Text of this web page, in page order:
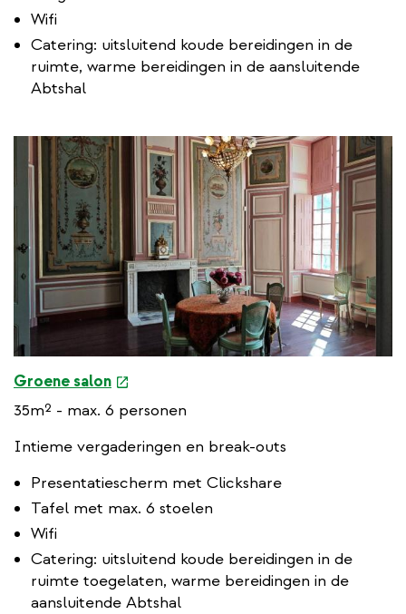
l
l
Wifi
Catering: uitsluitend koude bereidingen in de
ruimte, warme bereidingen in de aansluitende
Abtshal
Groene salon
e
x
e
n
a
l
l
35m² - max. 6 personen
Intieme vergaderingen en break-outs
Presentatiescherm met Clickshare
Tafel met max. 6 stoelen
Wifi
Catering: uitsluitend koude bereidingen in de
ruimte toegelaten, warme bereidingen in de
aansluitende Abtshal